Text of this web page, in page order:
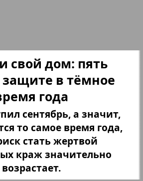
208
газета
на сайте изданий
свой дом: пять
защите в тёмное
года
сентябрь, а значит,
то самое время года,
стать жертвой
краж значительно
возрастает.